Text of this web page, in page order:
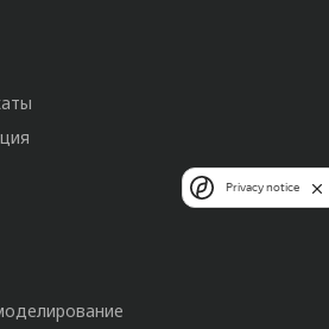
Privacy notice